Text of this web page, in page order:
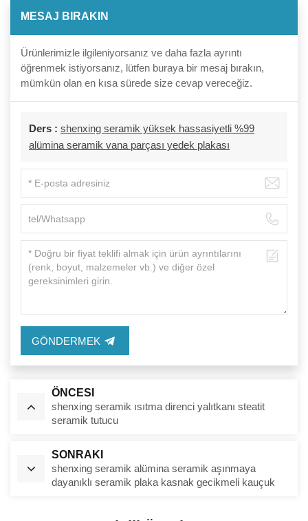
MESAJ BIRAKIN
Ürünlerimizle ilgileniyorsanız ve daha fazla ayrıntı
öğrenmek istiyorsanız, lütfen buraya bir mesaj bırakın,
mümkün olan en kısa sürede size cevap vereceğiz.
Ders : shenxing seramik yüksek hassasiyetli %99
alümina seramik vana parçası yedek plakası
GÖNDERMEK
ÖNCESI
shenxing seramik ısıtma direnci yalıtkanı steatit
seramik tutucu
SONRAKI
shenxing seramik alümina seramik aşınmaya
dayanıklı seramik plaka kasnak gecikmeli kauçuk